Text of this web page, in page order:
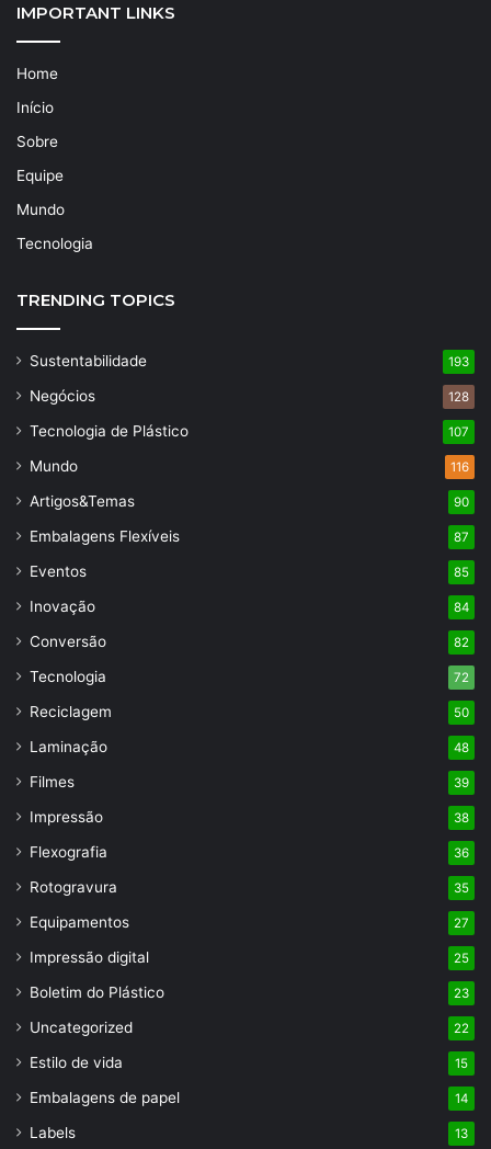
IMPORTANT LINKS
Home
Início
Sobre
Equipe
Mundo
Tecnologia
TRENDING TOPICS
Sustentabilidade 193
Negócios 128
Tecnologia de Plástico 107
Mundo 116
Artigos&Temas 90
Embalagens Flexíveis 87
Eventos 85
Inovação 84
Conversão 82
Tecnologia 72
Reciclagem 50
Laminação 48
Filmes 39
Impressão 38
Flexografia 36
Rotogravura 35
Equipamentos 27
Impressão digital 25
Boletim do Plástico 23
Uncategorized 22
Estilo de vida 15
Embalagens de papel 14
Labels 13